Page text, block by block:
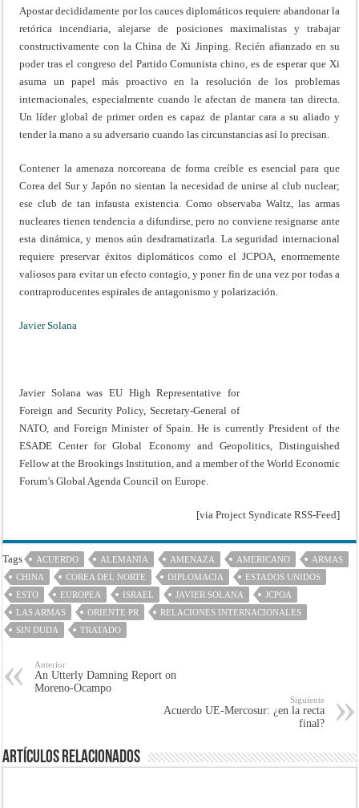
Apostar decididamente por los cauces diplomáticos requiere abandonar la
retórica incendiaria, alejarse de posiciones maximalistas y trabajar
constructivamente con la China de Xi Jinping. Recién afianzado en su
poder tras el congreso del Partido Comunista chino, es de esperar que Xi
asuma un papel más proactivo en la resolución de los problemas
internacionales, especialmente cuando le afectan de manera tan directa.
Un líder global de primer orden es capaz de plantar cara a su aliado y
tender la mano a su adversario cuando las circunstancias así lo precisan.
Contener la amenaza norcoreana de forma creíble es esencial para que
Corea del Sur y Japón no sientan la necesidad de unirse al club nuclear;
ese club de tan infausta existencia. Como observaba Waltz, las armas
nucleares tienen tendencia a difundirse, pero no conviene resignarse ante
esta dinámica, y menos aún desdramatizarla. La seguridad internacional
requiere preservar éxitos diplomáticos como el JCPOA, enormemente
valiosos para evitar un efecto contagio, y poner fin de una vez por todas a
contraproducentes espirales de antagonismo y polarización.
Javier Solana
Javier Solana was EU High Representative for
Foreign and Security Policy, Secretary-General of
NATO, and Foreign Minister of Spain. He is currently President of the
ESADE Center for Global Economy and Geopolitics, Distinguished
Fellow at the Brookings Institution, and a member of the World Economic
Forum’s Global Agenda Council on Europe.
[via Project Syndicate RSS-Feed]
Tags ACUERDO ALEMANIA AMENAZA AMERICANO
ARMAS
CHINA
COREA DEL NORTE DIPLOMACIA
ESTADOS UNIDOS
ESTO
EUROPEA ISRAEL JAVIER SOLANA
JCPOA
LAS ARMAS
ORIENTE PR
RELACIONES INTERNACIONALES
SIN DUDA
TRATADO
Anterior
An Utterly Damning Report on
Moreno-Ocampo
Siguiente
Acuerdo UE-Mercosur: ¿en la recta
final?
Artículos Relacionados